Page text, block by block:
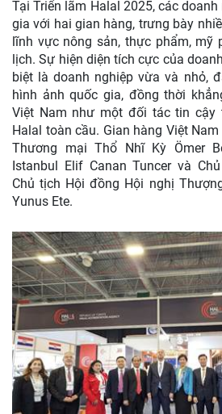
Tại Triển lãm Halal 2025, các
gia với hai gian hàng, trưng bày
lĩnh vực nông sản, thực phẩm, mỹ
lịch. Sự hiện diện tích cực của
biệt là doanh nghiệp vừa và nhỏ,
hình ảnh quốc gia, đồng thời
Việt Nam như một đối tác tin cậy
Halal toàn cầu. Gian hàng Việt
Thương mại Thổ Nhĩ Kỳ Ömer
Istanbul Elif Canan Tuncer và
Chủ tịch Hội đồng Hội nghị
Yunus Ete.